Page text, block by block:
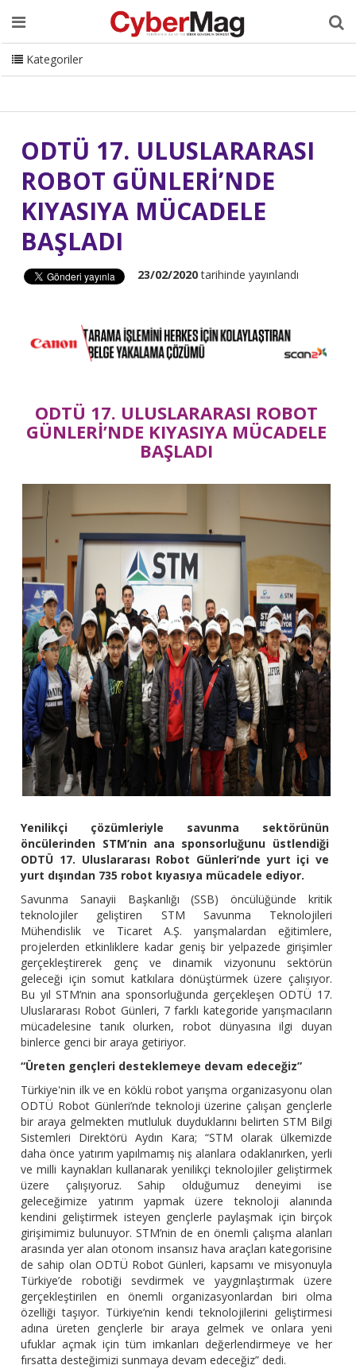
Ana Sayfa Hakkımızda Dergi Editörden
Danışmanlık
ISC Turkey Sizden Gelenler
İletişim
CyberMag Logo
Kategoriler
ODTÜ 17. ULUSLARARASI
ROBOT GÜNLERİ’NDE
KIYASIYA MÜCADELE
BAŞLADI
23/02/2020tarihinde yayınlandı
ODTÜ 17. ULUSLARARASI ROBOT
GÜNLERİ’NDE KIYASIYA MÜCADELE
BAŞLADI
Yenilikçi çözümleriyle savunma sektörünün
öncülerinden STM’nin ana sponsorluğunu üstlendiği
ODTÜ 17. Uluslararası Robot Günleri’nde yurt içi ve
yurt dışından 735 robot kıyasıya mücadele ediyor.
Savunma Sanayii Başkanlığı (SSB) öncülüğünde kritik
teknolojiler geliştiren STM Savunma Teknolojileri
Mühendislik ve Ticaret A.Ş. yarışmalardan eğitimlere,
projelerden etkinliklere kadar geniş bir yelpazede girişimler
gerçekleştirerek genç ve dinamik vizyonunu sektörün
geleceği için somut katkılara dönüştürmek üzere çalışıyor.
Bu yıl STM’nin ana sponsorluğunda gerçekleşen ODTÜ 17.
Uluslararası Robot Günleri, 7 farklı kategoride yarışmacıların
mücadelesine tanık olurken, robot dünyasına ilgi duyan
binlerce genci bir araya getiriyor.
“Üreten gençleri desteklemeye devam edeceğiz”
Türkiye'nin ilk ve en köklü robot yarışma organizasyonu olan
ODTÜ Robot Günleri’nde teknoloji üzerine çalışan gençlerle
bir araya gelmekten mutluluk duyduklarını belirten STM Bilgi
Sistemleri Direktörü Aydın Kara; “STM olarak ülkemizde
daha önce yatırım yapılmamış niş alanlara odaklanırken, yerli
ve milli kaynakları kullanarak yenilikçi teknolojiler geliştirmek
üzere çalışıyoruz. Sahip olduğumuz deneyimi ise
geleceğimize yatırım yapmak üzere teknoloji alanında
kendini geliştirmek isteyen gençlerle paylaşmak için birçok
girişimimiz bulunuyor. STM’nin de en önemli çalışma alanları
arasında yer alan otonom insansız hava araçları kategorisine
de sahip olan ODTÜ Robot Günleri, kapsamı ve misyonuyla
Türkiye’de robotiği sevdirmek ve yaygınlaştırmak üzere
gerçekleştirilen en önemli organizasyonlardan biri olma
özelliği taşıyor. Türkiye’nin kendi teknolojilerini geliştirmesi
adına üreten gençlerle bir araya gelmek ve onlara yeni
ufuklar açmak için tüm imkanları değerlendirmeye ve her
fırsatta desteğimizi sunmaya devam edeceğiz” dedi.